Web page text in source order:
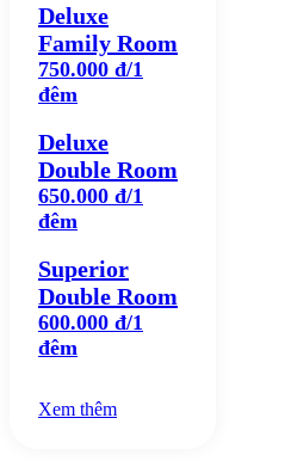
Deluxe
Family Room
750.000 đ/1
đêm
Deluxe
Double Room
650.000 đ/1
đêm
Superior
Double Room
600.000 đ/1
đêm
Xem thêm